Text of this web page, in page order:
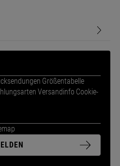
Größentabelle
Versandinfo Cookie-